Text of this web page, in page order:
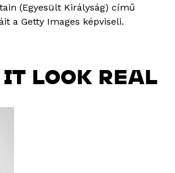
(Egyesült Királyság) című
a Getty Images képviseli.
LOOK REAL